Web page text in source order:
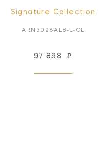
Signature Collection
ARN3028ALB-L-CL
97 898 ₽